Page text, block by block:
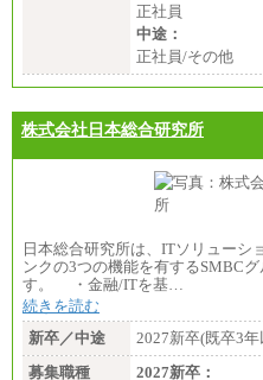
正社員
中途：
正社員/その他
株式会社日本総合研究所
日本総合研究所は、ITソリューシ
ンクの3つの機能を有するSMBC
す。 ・金融/ITを基…
続きを読む
新卒／中途
2027新卒(既卒3
募集職種
2027新卒：